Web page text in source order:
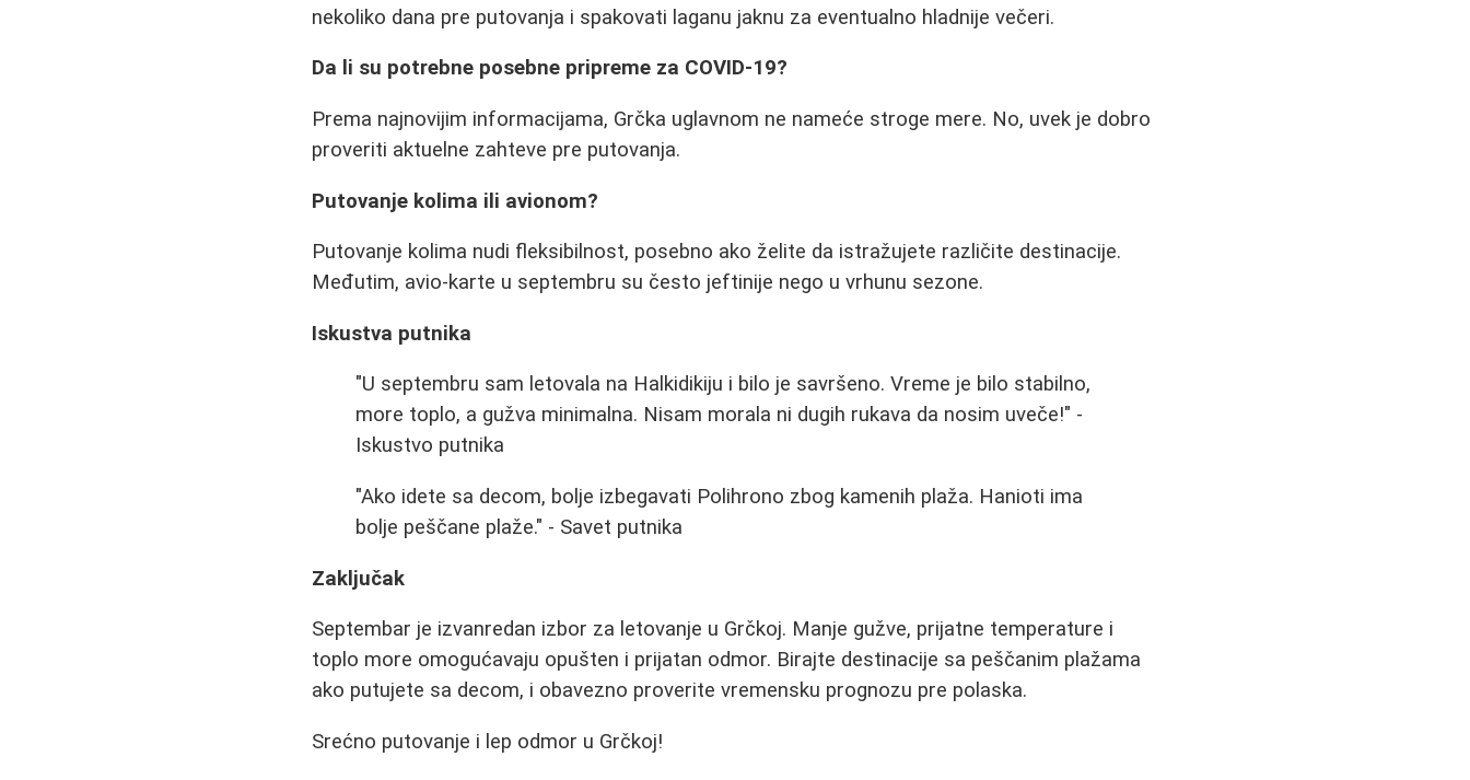
nekoliko dana pre putovanja i spakovati laganu jaknu za eventualno hladnije večeri.
Da li su potrebne posebne pripreme za COVID-19?
Prema najnovijim informacijama, Grčka uglavnom ne nameće stroge mere. No, uvek je dobro
proveriti aktuelne zahteve pre putovanja.
Putovanje kolima ili avionom?
Putovanje kolima nudi fleksibilnost, posebno ako želite da istražujete različite destinacije.
Međutim, avio-karte u septembru su često jeftinije nego u vrhunu sezone.
Iskustva putnika
"U septembru sam letovala na Halkidikiju i bilo je savršeno. Vreme je bilo stabilno,
more toplo, a gužva minimalna. Nisam morala ni dugih rukava da nosim uveče!" -
Iskustvo putnika
"Ako idete sa decom, bolje izbegavati Polihrono zbog kamenih plaža. Hanioti ima
bolje peščane plaže." - Savet putnika
Zaključak
Septembar je izvanredan izbor za letovanje u Grčkoj. Manje gužve, prijatne temperature i
toplo more omogućavaju opušten i prijatan odmor. Birajte destinacije sa peščanim plažama
ako putujete sa decom, i obavezno proverite vremensku prognozu pre polaska.
Srećno putovanje i lep odmor u Grčkoj!